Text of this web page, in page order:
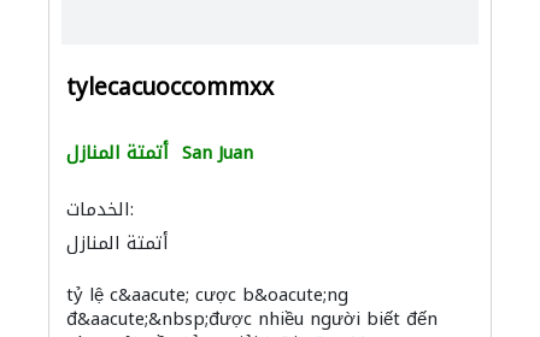
tylecacuoccommxx
أتمتة المنازل San Juan
الخدمات:
أتمتة المنازل
tỷ lệ c&aacute; cược b&oacute;ng
đ&aacute;&nbsp;được nhiều người biết đến